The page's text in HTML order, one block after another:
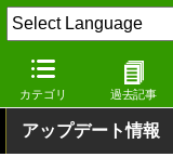
カテゴリ 過去記事
窓の杜 その他の話題
アップデート情報